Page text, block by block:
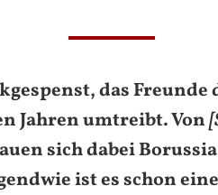
das Freunde
Jahren umtreibt. Von
sich dabei
ist es schon